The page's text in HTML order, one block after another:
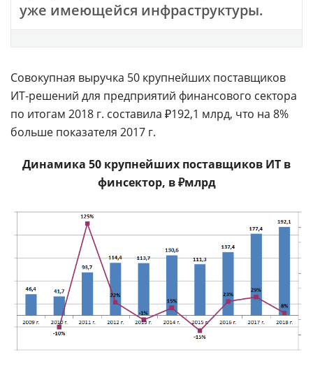
уже имеющейся инфраструктуры.
Совокупная выручка 50 крупнейших поставщиков
ИТ-решений для предприятий финансового сектора
по итогам 2018 г. составила ₽192,1 млрд, что на 8%
больше показателя 2017 г.
Динамика 50 крупнейших поставщиков ИТ в
финсектор, в ₽млрд